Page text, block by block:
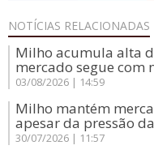
NOTÍCIAS RELACIONADAS
Milho acumula alta
mercado segue com
03/08/2026 | 14:59
Milho mantém
apesar da pressão
30/07/2026 | 11:57